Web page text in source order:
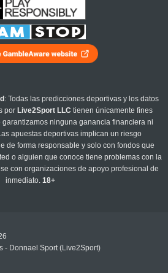
: Todas las predicciones deportivas y los datos
por Live2Sport LLC tienen únicamente fines
ninguna ganancia financiera ni
apuestas deportivas implican un riesgo
de forma responsable y solo con fondos que
o alguien que conoce tiene problemas con la
con organizaciones de apoyo profesional de
inmediato.18+
- Donnael Sport (Live2Sport)